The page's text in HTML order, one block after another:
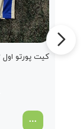
کیت پورتو اول 2023